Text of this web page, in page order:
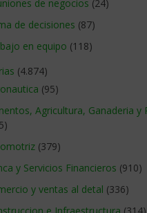
de negocios (24)
de decisiones (87)
en equipo (118)
(4.874)
(95)
Agricultura, Ganaderia y
(379)
y Servicios Financieros (910)
y ventas al detal (336)